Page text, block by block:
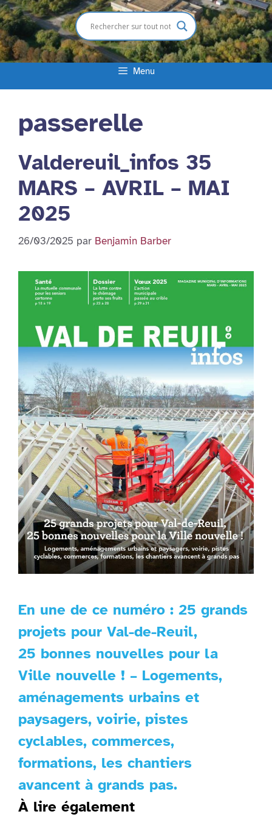
Menu
passerelle
Valdereuil_infos 35
MARS – AVRIL – MAI
2025
26/03/2025 par Benjamin Barber
En une de ce numéro : 25 grands
projets pour Val-de-Reuil,
25 bonnes nouvelles pour la
Ville nouvelle ! – Logements,
aménagements urbains et
paysagers, voirie, pistes
cyclables, commerces,
formations, les chantiers
avancent à grands pas.
À lire également